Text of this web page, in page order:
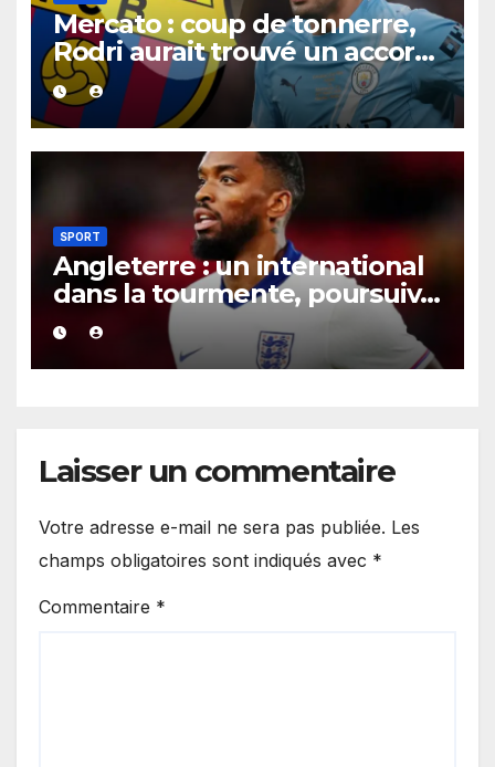
Mercato : coup de tonnerre,
Rodri aurait trouvé un accord
XXL avec le Barça pour un
contrat jusqu’en 2030.
SPORT
Angleterre : un international
dans la tourmente, poursuivi
après une présumée
agression survenue en boîte
de nuit.
Laisser un commentaire
Votre adresse e-mail ne sera pas publiée. Les
champs obligatoires sont indiqués avec *
Commentaire *